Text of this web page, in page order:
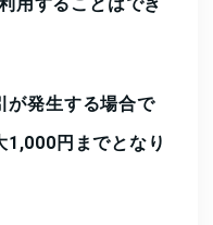
が発生する場合で
1,000円までとなり